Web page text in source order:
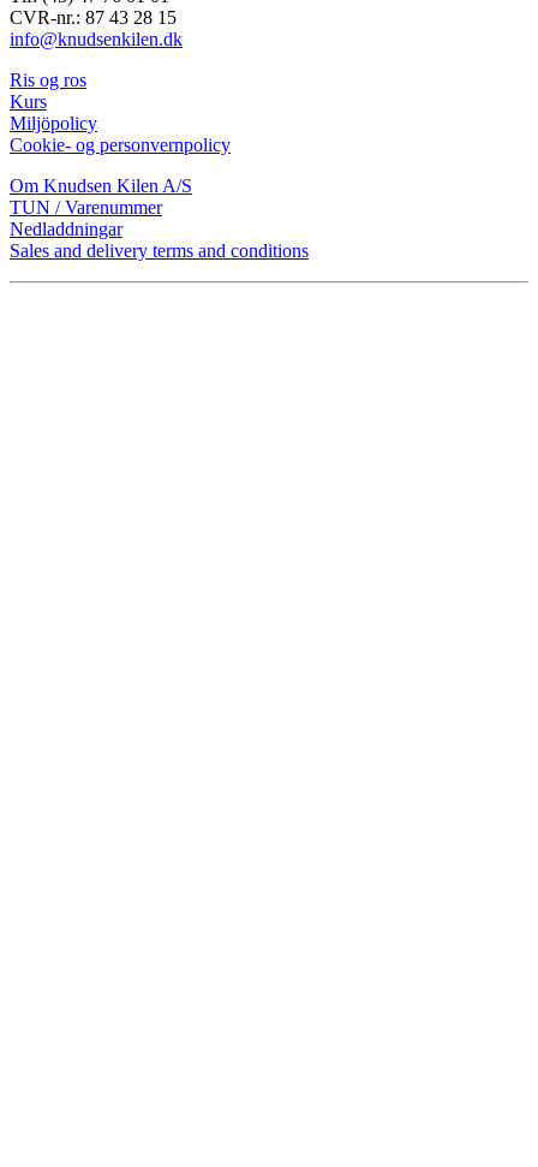
CVR-nr.: 87 43 28 15
info@knudsenkilen.dk
Ris og ros
Kurs
Miljöpolicy
Cookie- og personvernpolicy
Om Knudsen Kilen A/S
TUN / Varenummer
Nedladdningar
Sales and delivery terms and conditions